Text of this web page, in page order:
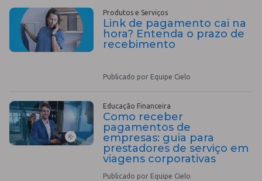
Produtos e Serviços
Link de pagamento cai na
hora? Entenda o prazo de
recebimento
Publicado por Equipe Cielo
Educação Financeira
Como receber
pagamentos de
empresas: guia para
prestadores de serviço em
viagens corporativas
Publicado por Equipe Cielo